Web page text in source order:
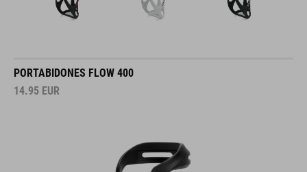
PORTABIDONES FLOW 400
14.95 EUR